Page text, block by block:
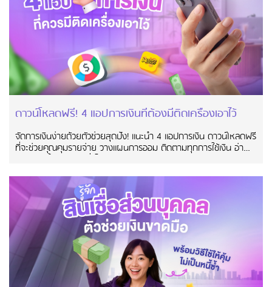
ดาวน์โหลดฟรี! 4 แอปการเงินที่ต้องมีติดเครื่องเอาไว้
จัดการเงินง่ายด้วยตัวช่วยสุดปัง! แนะนำ 4 แอปการเงิน ดาวน์โหลดฟรี
ที่จะช่วยคุณคุมรายจ่าย วางแผนการออม ติดตามทุกการใช้เงิน อ่าน